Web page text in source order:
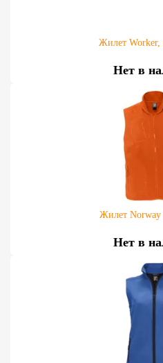
Жилет Worker,
Нет в
Жилет Norway
Нет в